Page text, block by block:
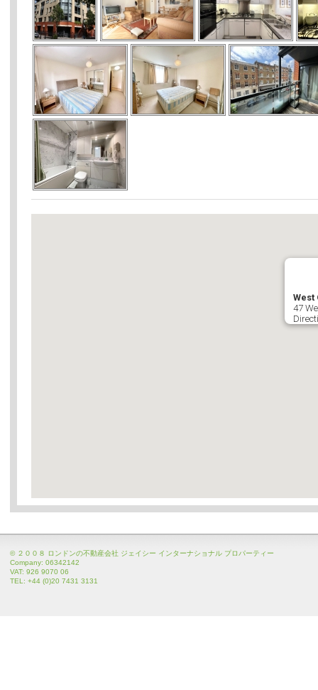
West
47
© ２００８ ロンドンの不動産会社 ジェイシー インターナショナル プロパーティー
Company: 06342142
VAT: 926 9070 06
TEL: +44 (0)20 7431 3131